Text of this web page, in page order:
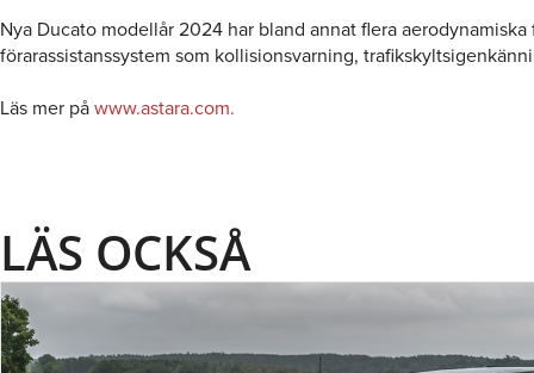
Nya Ducato modellår 2024 har bland annat flera
förarassistanssystem som kollisionsvarning,
Läs mer påwww.astara.com.
LÄS OCKSÅ